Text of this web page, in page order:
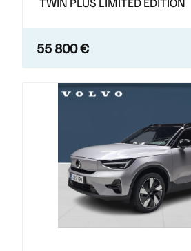
55 800 €